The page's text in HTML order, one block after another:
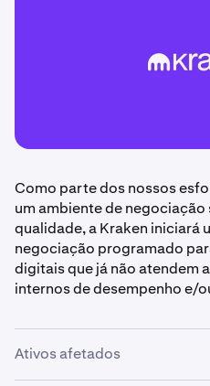
Como parte dos nossos
um ambiente de negociação
qualidade, a Kraken iniciará
negociação programado
digitais que já não atendem
internos de desempenho e/
Ativos afetados